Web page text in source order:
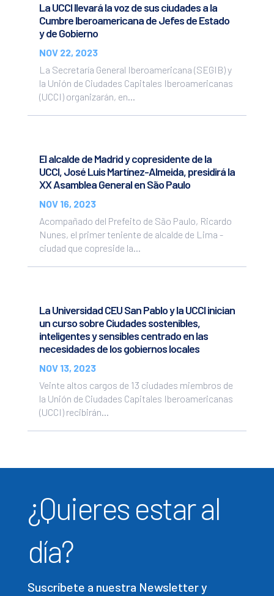
La UCCI llevará la voz de sus ciudades a la
Cumbre Iberoamericana de Jefes de Estado
y de Gobierno
NOV 22, 2023
La Secretaría General Iberoamericana (SEGIB) y
la Unión de Ciudades Capitales Iberoamericanas
(UCCI) organizarán, en...
El alcalde de Madrid y copresidente de la
UCCI, José Luis Martínez-Almeida, presidirá la
XX Asamblea General en São Paulo
NOV 16, 2023
Acompañado del Prefeito de São Paulo, Ricardo
Nunes, el primer teniente de alcalde de Lima -
ciudad que copreside la...
La Universidad CEU San Pablo y la UCCI inician
un curso sobre Ciudades sostenibles,
inteligentes y sensibles centrado en las
necesidades de los gobiernos locales
NOV 13, 2023
Veinte altos cargos de 13 ciudades miembros de
la Unión de Ciudades Capitales Iberoamericanas
(UCCI) recibirán...
¿Quieres estar al
día?
Suscríbete a nuestra Newsletter y